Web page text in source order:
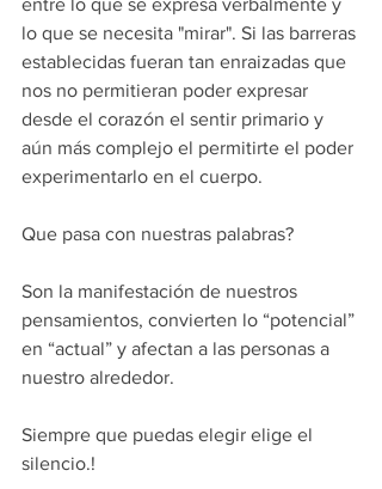
lo que se necesita "mirar". Si las barreras
establecidas fueran tan enraizadas que
nos no permitieran poder expresar
desde el corazón el sentir primario y
aún más complejo el permitirte el poder
experimentarlo en el cuerpo.
Que pasa con nuestras palabras?
Son la manifestación de nuestros
pensamientos, convierten lo “potencial”
en “actual” y afectan a las personas a
nuestro alrededor.
Siempre que puedas elegir elige el
silencio.!